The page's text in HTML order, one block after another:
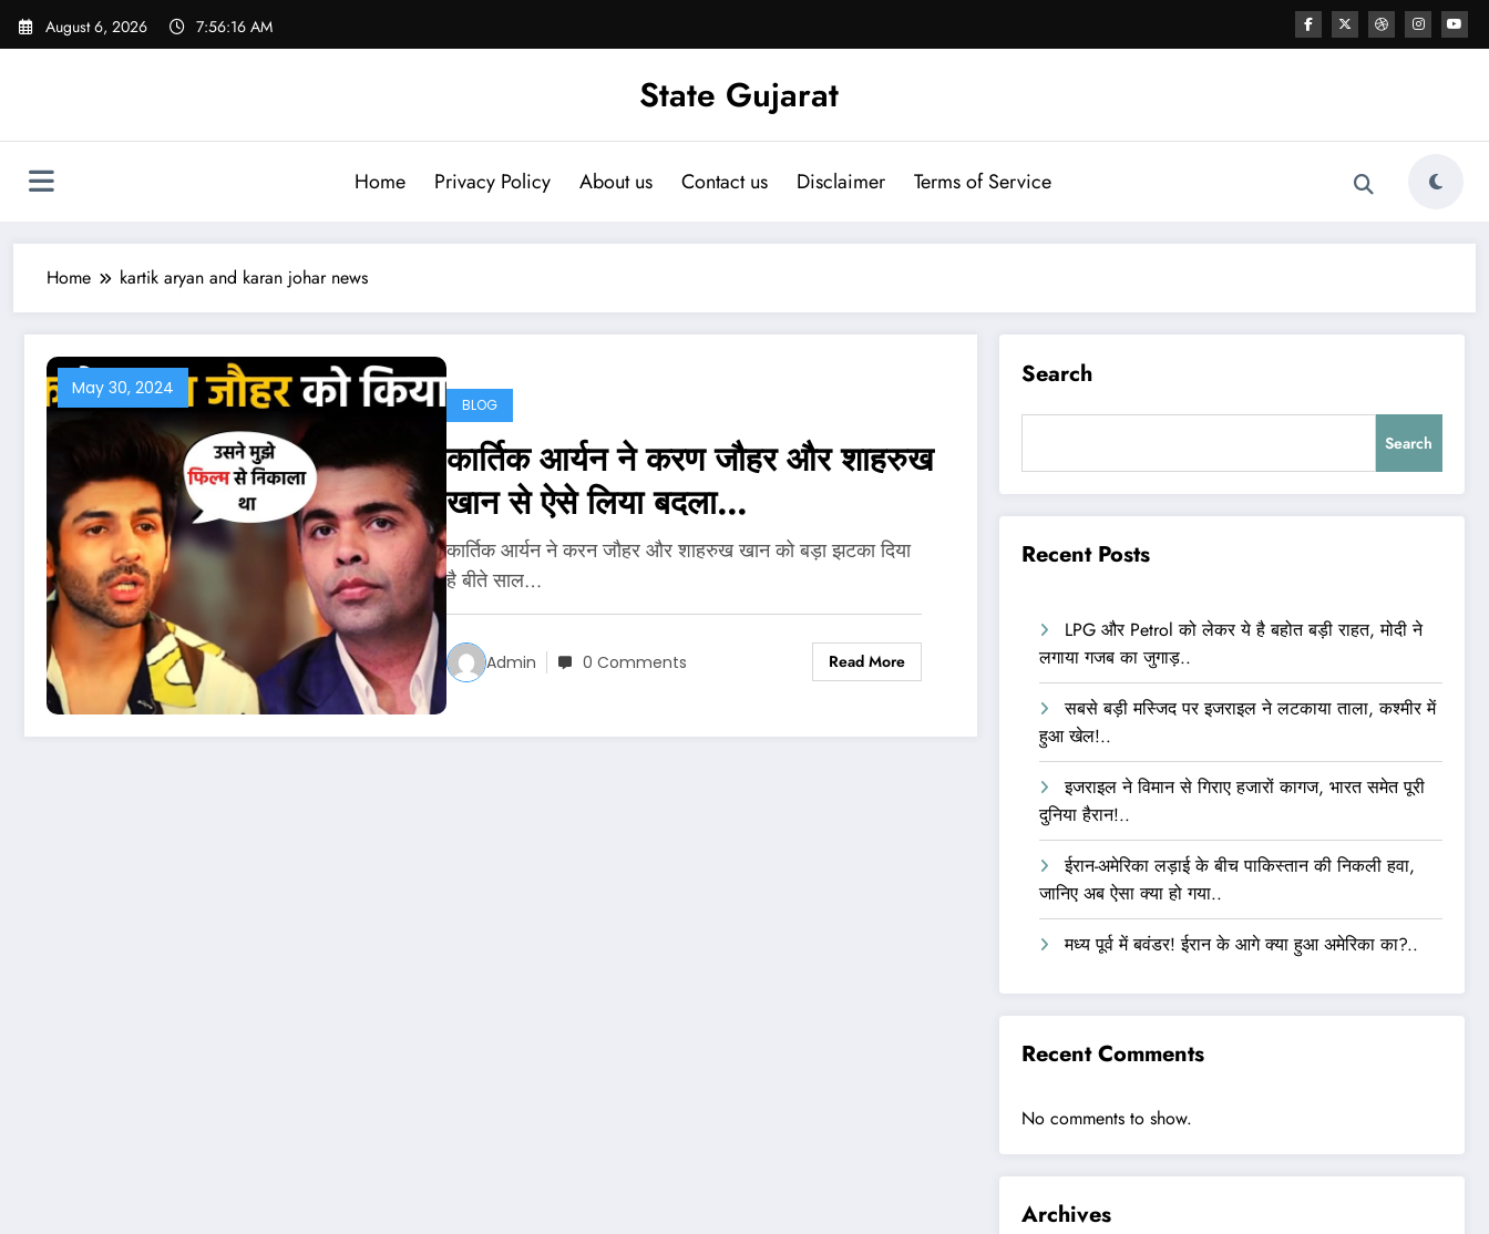
Skip
August 6, 2026 7:56:17 AM
State Gujarat
Home Privacy Policy About us Contact us Disclaimer Terms of Service
Home kartik aryan and karan johar news
May 30, 2024
BLOG
कार्तिक आर्यन ने करण जौहर और शाहरुख
खान से ऐसे लिया बदला…
कार्तिक आर्यन ने करन जौहर और शाहरुख खान को बड़ा झटका दिया
है बीते साल…
Admin 0 Comments Read More
Search
Search
Recent Posts
LPG और Petrol को लेकर ये है बहोत बड़ी राहत, मोदी ने
लगाया गजब का जुगाड़..
सबसे बड़ी मस्जिद पर इजराइल ने लटकाया ताला, कश्मीर में
हुआ खेल!..
इजराइल ने विमान से गिराए हजारों कागज, भारत समेत पूरी
दुनिया हैरान!..
ईरान-अमेरिका लड़ाई के बीच पाकिस्तान की निकली हवा,
जानिए अब ऐसा क्या हो गया..
मध्य पूर्व में बवंडर! ईरान के आगे क्या हुआ अमेरिका का?..
Recent Comments
No comments to show.
Archives